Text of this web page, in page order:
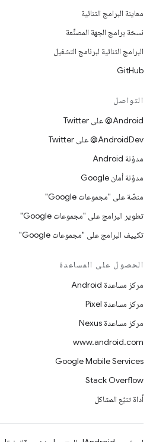
معاينة البرامج الثنائية
نسخة برامج الجهة المصنِّعة
البرامج الثنائية لبرنامج التشغيل
GitHub
التواصل
‎@Android على Twitter
‎@AndroidDev على Twitter
مدوّنة Android
مدوّنة أمان Google
منصّة على "مجموعات Google"
تطوير البرامج على "مجموعات Google"
تكييف البرامج على "مجموعات Google"
الحصول على المساعدة
مركز مساعدة Android
مركز مساعدة Pixel
مركز مساعدة Nexus
www.android.com
Google Mobile Services
Stack Overflow
أداة تتبّع المشاكل